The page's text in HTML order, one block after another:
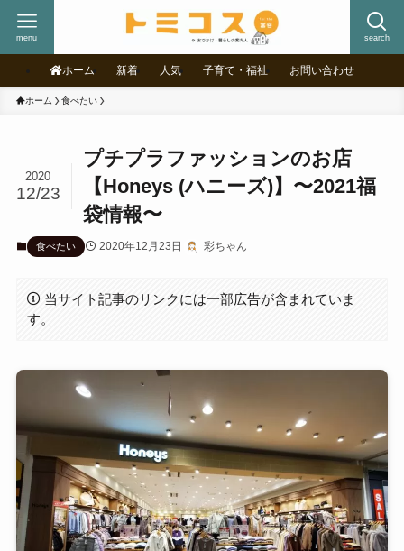
search
menu
ホーム 新着 人気 子育て・福祉 お問い合わせ
ホーム 食べたい
プチプラファッションのお店
【Honeys (ハニーズ)】〜2021福
袋情報〜
2020
12/23
食べたい 2020年12月23日 彩ちゃん
当サイト記事のリンクには一部広告が含まれていま
す。